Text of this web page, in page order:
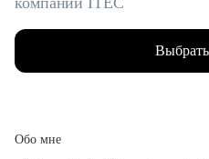
Обо мне